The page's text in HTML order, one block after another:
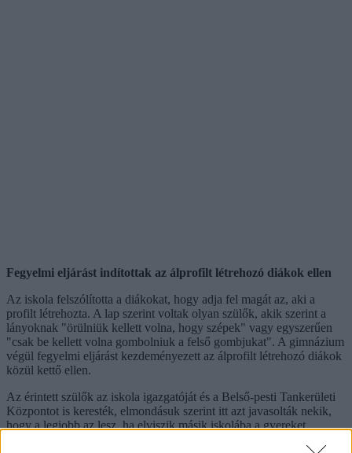
Fegyelmi eljárást indítottak az álprofilt létrehozó diákok ellen
Az iskola felszólította a diákokat, hogy adja fel magát az, aki a
profilt létrehozta. A lap szerint voltak olyan szülők, akik szerint a
lányoknak "örülniük kellett volna, hogy szépek" vagy egyszerűen
"csak be kellett volna gombolniuk a felső gombjukat". A gimnázium
végül fegyelmi eljárást kezdeményezett az álprofilt létrehozó diákok
közül kettő ellen.
Az érintett szülők az iskola igazgatóját és a Belső-pesti Tankerületi
Központot is keresték, elmondásuk szerint itt azt javasolták nekik,
hogy a legjobb az lesz, ha elviszik másik iskolába a gyereket.